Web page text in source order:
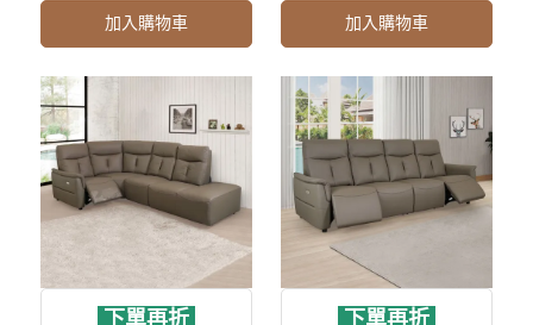
加入購物車 加入購物車
下單再折 下單再折